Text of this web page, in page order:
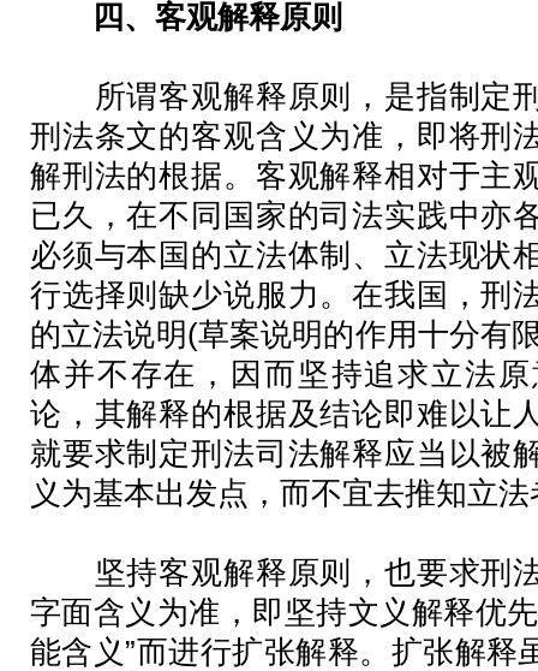
四、客观解释原则
所谓客观解释原则，是指制定
刑法条文的客观含义为准，即将刑
解刑法的根据。客观解释相对于主
已久，在不同国家的司法实践中亦
必须与本国的立法体制、立法现状
行选择则缺少说服力。在我国，刑
的立法说明(草案说明的作用十分有
体并不存在，因而坚持追求立法
论，其解释的根据及结论即难以让
就要求制定刑法司法解释应当以被
义为基本出发点，而不宜去推知立
坚持客观解释原则，也要求刑
字面含义为准，即坚持文义解释优
能含义”而进行扩张解释。扩张解释